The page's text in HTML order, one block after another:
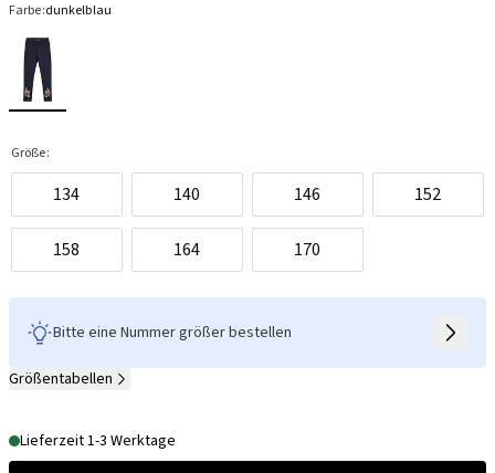
Farbe:dunkelblau
Größe:
134 140 146 152
158 164 170
Bitte eine Nummer größer bestellen
Größentabellen
Lieferzeit 1-3 Werktage